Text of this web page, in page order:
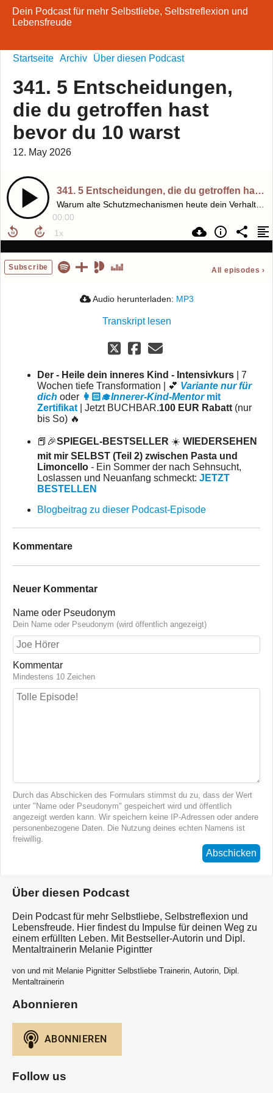
Dein Podcast für mehr Selbstliebe, Selbstreflexion und
Lebensfreude
Startseite Archiv Über diesen Podcast
341. 5 Entscheidungen,
die du getroffen hast
bevor du 10 warst
12. May 2026
341. 5 Entscheidungen, die du getroffen hast bevor du 10 warst
00:00
Subscribe All episodes ›
Audio herunterladen: MP3
Transkript lesen
Der - Heile dein inneres Kind - Intensivkurs | 7
Wochen tiefe Transformation | 💕 Variante nur für
dich oder 👩🏻‍🎓Innerer-Kind-Mentormit
Zertifikat | Jetzt BUCHBAR.100 EUR Rabatt (nur
bis So) 🔥
📕🎉SPIEGEL-BESTSELLER ☀️ WIEDERSEHEN
mit mir SELBST (Teil 2) zwischen Pasta und
Limoncello - Ein Sommer der nach Sehnsucht,
Loslassen und Neuanfang schmeckt: JETZT
BESTELLEN
Blogbeitrag zu dieser Podcast-Episode
Kommentare
Neuer Kommentar
Name oder Pseudonym
Dein Name oder Pseudonym (wird öffentlich angezeigt)
Kommentar
Mindestens 10 Zeichen
Durch das Abschicken des Formulars stimmst du zu, dass der Wert
unter "Name oder Pseudonym" gespeichert wird und öffentlich
angezeigt werden kann. Wir speichern keine IP-Adressen oder andere
personenbezogene Daten. Die Nutzung deines echten Namens ist
freiwillig.
Abschicken
Über diesen Podcast
Dein Podcast für mehr Selbstliebe, Selbstreflexion und
Lebensfreude. Hier findest du Impulse für deinen Weg zu
einem erfüllten Leben. Mit Bestseller-Autorin und Dipl.
Mentaltrainerin Melanie Pigintter
von und mit Melanie Pignitter Selbstliebe Trainerin, Autorin, Dipl.
Mentaltrainerin
Abonnieren
Follow us